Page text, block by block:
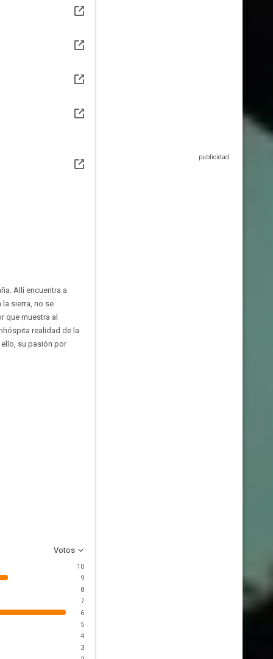
Allí encuentra a
sierra, no se
que muestra al
realidad de la
su pasión por
Votos
10
9
8
7
6
5
4
3